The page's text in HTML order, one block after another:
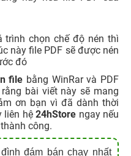
trình chọn chế độ nén thì
này file PDF sẽ được nén
đó
file bằng WinRar và PDF
bài viết này sẽ mang
ơn bạn vì đã dành thời
liên hệ24hStore ngay nếu
công.
đám bán chạy nhất